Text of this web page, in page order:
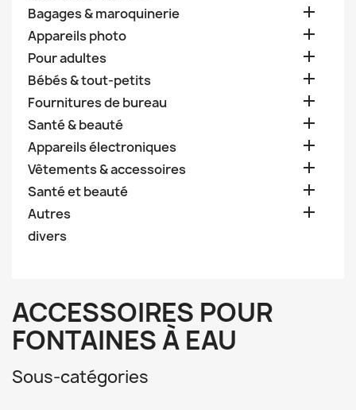
Bagages & maroquinerie 
Appareils photo 
Pour adultes 
Bébés & tout-petits 
Fournitures de bureau 
Santé & beauté 
Appareils électroniques 
Vêtements & accessoires 
Santé et beauté 
Autres 
divers
ACCESSOIRES POUR
FONTAINES À EAU
Sous-catégories